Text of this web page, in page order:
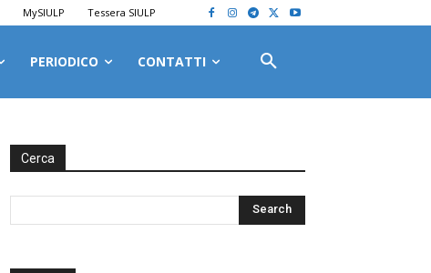
MySIULP Tessera SIULP
PERIODICO CONTATTI
Cerca